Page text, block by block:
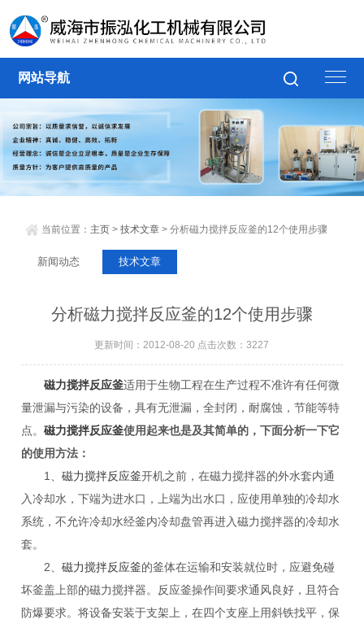
网站导航
当前位置： 主页 >技术文章 > 分析磁力搅拌反应釜的12个使用步骤
新闻动态 技术文章
分析磁力搅拌反应釜的12个使用步骤
更新时间：2012-08-20 点击次数：3227
磁力搅拌反应釜适用于生物工程在生产过程不准许有任何微
量泄漏与污染的设备，具有无泄漏，全封闭，耐腐蚀，节能等特
点。磁力搅拌反应釜使用起来也是及其简单的，下面分析一下它
的使用方法：
1、磁力搅拌反应釜开机之前，在磁力搅拌器的外水套内通
入冷却水，下端为进水口，上端为出水口，应使用单独的冷却水
系统，不允许冷却水经釜内冷却盘管再进入磁力搅拌器的冷却水
套。
2、磁力搅拌反应釜的釜体在运输和安装就位时，应避免碰
坏釜盖上部的磁力搅拌器。反应釜操作间要求通风良好，且符合
防爆要求。将设备安装于支架上，在四个支座上用斜铁找平，保